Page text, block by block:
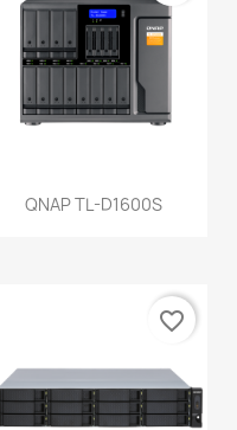
QNAP TL-D1600S
favorite_border